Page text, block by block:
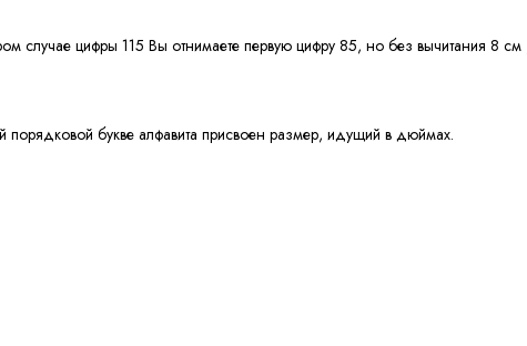
случае цифры 115 Вы отнимаете первую цифру 85, но без вычитания 8
порядковой букве алфавита присвоен размер, идущий в дюймах.